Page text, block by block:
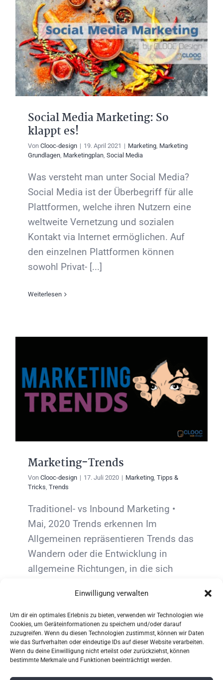
Einwilligung verwalten
Um dir ein optimales Erlebnis zu bieten, verwenden wir Technologien wie
Cookies, um Geräteinformationen zu speichern und/oder darauf
zuzugreifen. Wenn du diesen Technologien zustimmst, können wir Daten
wie das Surfverhalten oder eindeutige IDs auf dieser Website verarbeiten.
Wenn du deine Einwilligung nicht erteilst oder zurückziehst, können
bestimmte Merkmale und Funktionen beeinträchtigt werden.
Social Media Marketing: So
klappt es!
Von Clooc-design | 19. April 2021 | Marketing, Marketing
Grundlagen, Marketingplan, Social Media
Was versteht man unter Social Media?
Social Media ist der Überbegriff für alle
Plattformen, welche ihren Nutzern eine
weltweite Vernetzung und sozialen
Kontakt via Internet ermöglichen. Auf
den einzelnen Plattformen können
sowohl Privat- [...]
Weiterlesen
Marketing-Trends
Von Clooc-design | 17. Juli 2020 | Marketing, Tipps &
Tricks, Trends
Traditionel- vs Inbound Marketing •
Mai, 2020 Trends erkennen Im
Allgemeinen repräsentieren Trends das
Wandern oder die Entwicklung in
allgemeine Richtungen, in die sich
bestimmter Trend ist also [...]
Weiterlesen